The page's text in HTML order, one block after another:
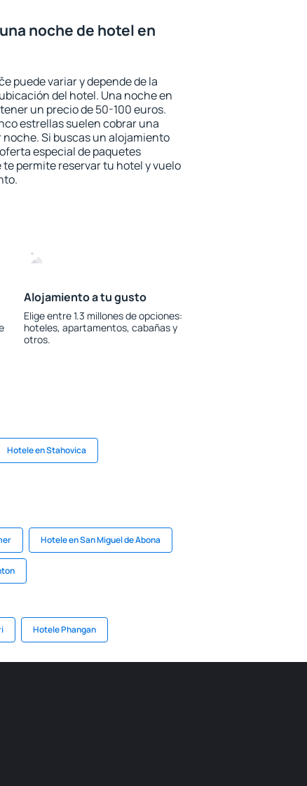
noche de hotel en
puede variar y depende de la
del hotel. Una noche en
un precio de 50-100 euros.
estrellas suelen cobrar una
noche. Si buscas un alojamiento
especial de paquetes
te permite reservar tu hotel y vuelo
Alojamiento a tu gusto
Elige entre 1.3 millones de opciones:
hoteles, apartamentos, cabañas y
otros.
Hotele en Stahovica
Hotele en San Miguel de Abona
Hotele Phangan